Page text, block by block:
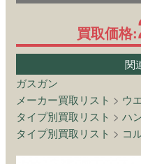
買取価格:
関
ガスガン
メーカー買取リスト > ウ
タイプ別買取リスト > ハ
タイプ別買取リスト > コ